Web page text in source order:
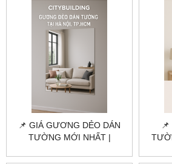
📌 GIÁ GƯƠNG DẺO DÁN
TƯỜNG MỚI NHẤT |